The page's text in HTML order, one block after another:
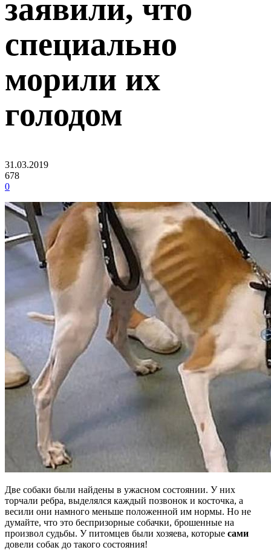
заявили, что
специально
морили их
голодом
31.03.2019
678
0
Две собаки были найдены в ужасном состоянии. У них
торчали ребра, выделялся каждый позвонок и косточка, а
весили они намного меньше положенной им нормы. Но не
думайте, что это беспризорные собачки, брошенные на
произвол судьбы. У питомцев были хозяева, которые сами
довели собак до такого состояния!